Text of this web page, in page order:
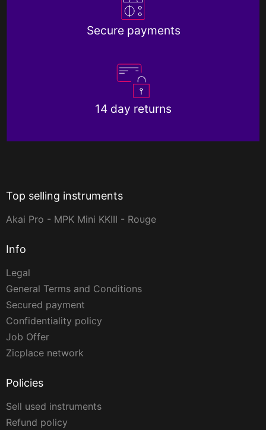
Secure payments
14 day returns
Top selling instruments
Akai Pro - MPK Mini KKIII - Rouge
Info
Legal
General Terms and Conditions
Secured payment
Confidentiality policy
Job Offer
Zicplace network
Policies
Sell used instruments
Refund policy